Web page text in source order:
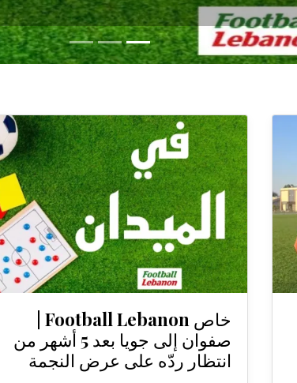
صفوان إلى جويا بعد 5 أشهر من
انتظار ردّه على عرض النجمة